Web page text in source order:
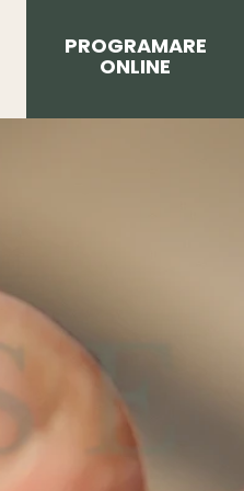
PROGRAMARE
ONLINE